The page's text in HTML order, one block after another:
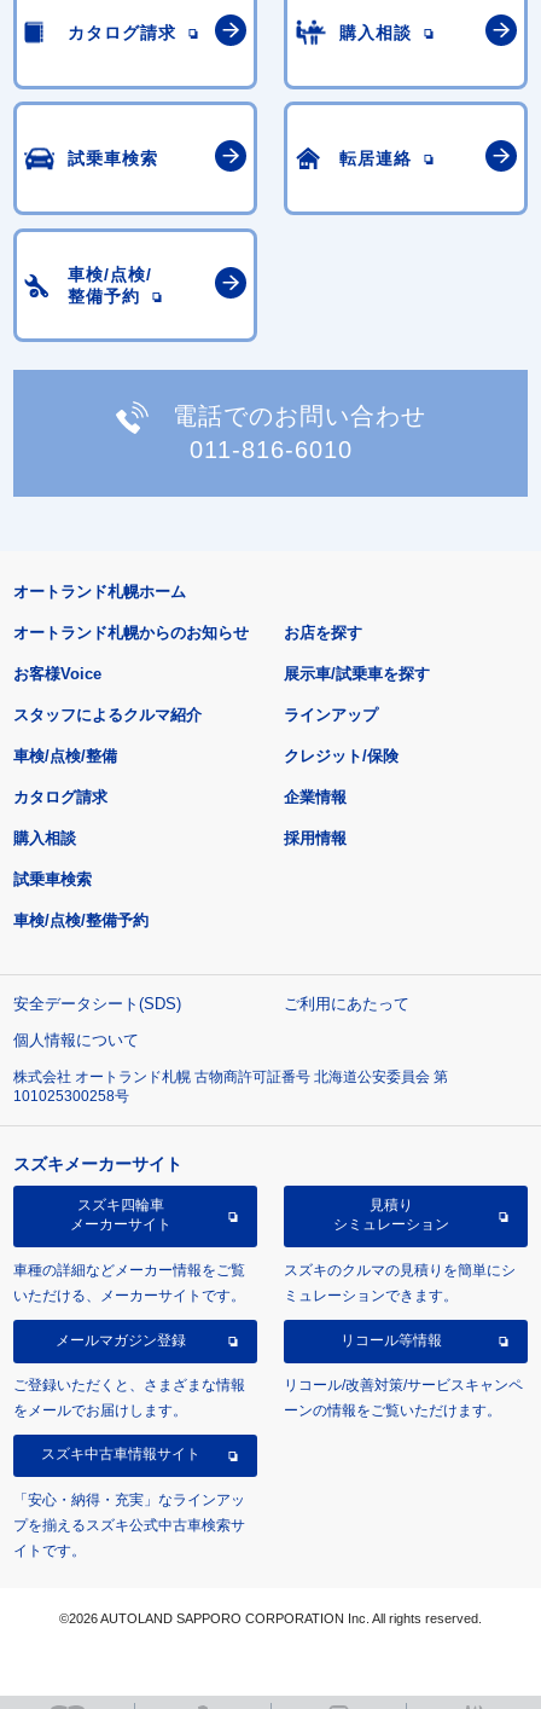
カタログ請求 購入相談
試乗車検索 転居連絡
車検/点検/
整備予約
電話でのお問い合わせ
011-816-6010
オートランド札幌ホーム
オートランド札幌からのお知らせ
お客様Voice
スタッフによるクルマ紹介
お店を探す
展示車/試乗車を探す
ラインアップ
車検/点検/整備 クレジット/保険
カタログ請求
購入相談
試乗車検索
車検/点検/整備予約
企業情報
採用情報
安全データシート(SDS)
ご利用にあたって
個人情報について
株式会社 オートランド札幌 古物商許可証番号 北海道公安委員会 第
101025300258号
スズキメーカーサイト
スズキ四輪車
メーカーサイト
車種の詳細などメーカー情報をご覧
いただける、メーカーサイトです。
見積り
シミュレーション
スズキのクルマの見積りを簡単にシ
ミュレーションできます。
メールマガジン登録
ご登録いただくと、さまざまな情報
をメールでお届けします。
リコール等情報
リコール/改善対策/サービスキャンペ
ーンの情報をご覧いただけます。
スズキ中古車情報サイト
「安心・納得・充実」なラインアッ
プを揃えるスズキ公式中古車検索サ
イトです。
©2026 AUTOLAND SAPPORO CORPORATION Inc. All rights reserved.